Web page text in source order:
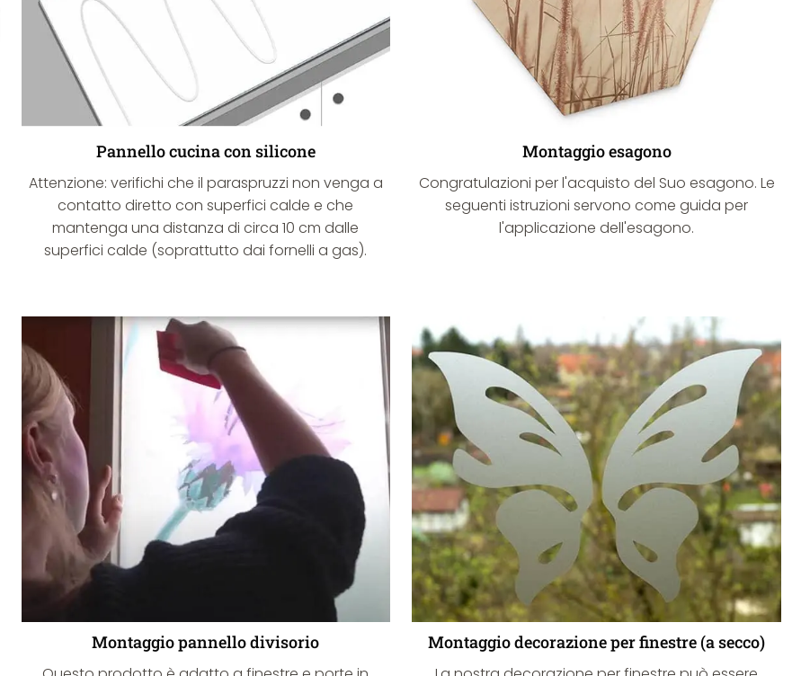
Pannello cucina con silicone
Attenzione: verifichi che il paraspruzzi non venga a
contatto diretto con superfici calde e che
mantenga una distanza di circa 10 cm dalle
superfici calde (soprattutto dai fornelli a gas).
Montaggio esagono
Congratulazioni per l'acquisto del Suo esagono. Le
seguenti istruzioni servono come guida per
l'applicazione dell'esagono.
Montaggio pannello divisorio Montaggio decorazione per finestre (a secco)